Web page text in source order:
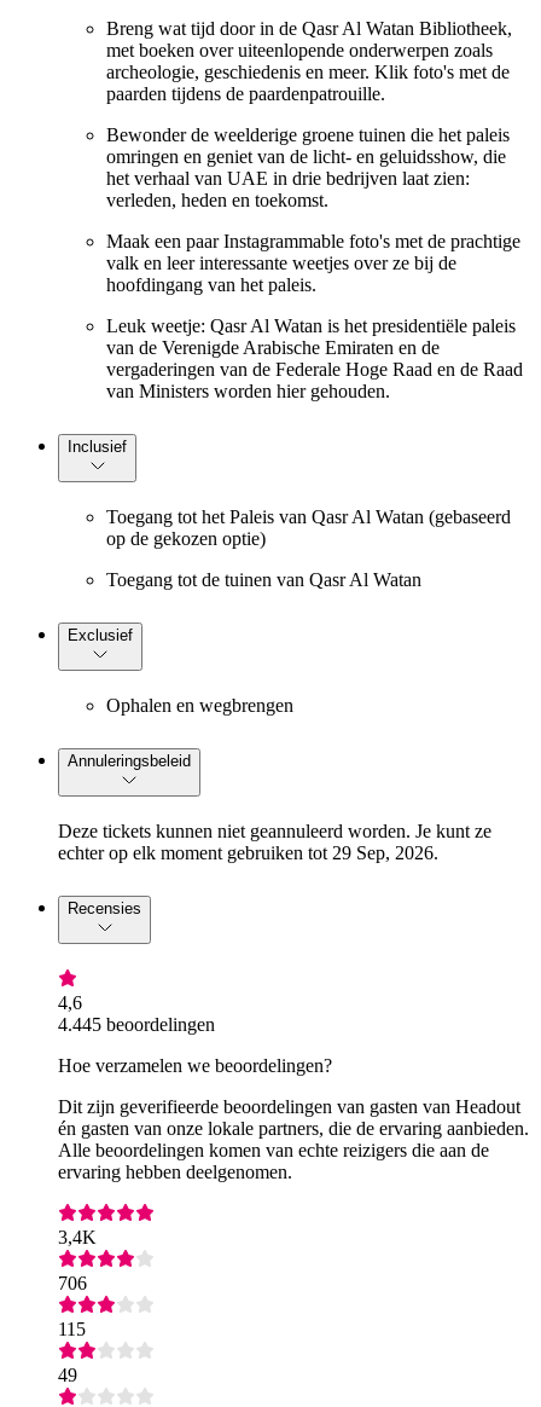
Breng wat tijd door in de Qasr Al Watan Bibliotheek,
met boeken over uiteenlopende onderwerpen zoals
archeologie, geschiedenis en meer. Klik foto's met de
paarden tijdens de paardenpatrouille.
Bewonder de weelderige groene tuinen die het paleis
omringen en geniet van de licht- en geluidsshow, die
het verhaal van UAE in drie bedrijven laat zien:
verleden, heden en toekomst.
Maak een paar Instagrammable foto's met de prachtige
valk en leer interessante weetjes over ze bij de
hoofdingang van het paleis.
Leuk weetje: Qasr Al Watan is het presidentiële paleis
van de Verenigde Arabische Emiraten en de
vergaderingen van de Federale Hoge Raad en de Raad
van Ministers worden hier gehouden.
Inclusief
Toegang tot het Paleis van Qasr Al Watan (gebaseerd
op de gekozen optie)
Toegang tot de tuinen van Qasr Al Watan
Exclusief
Ophalen en wegbrengen
Annuleringsbeleid
Deze tickets kunnen niet geannuleerd worden. Je kunt ze
echter op elk moment gebruiken tot 29 Sep, 2026.
Recensies
4,6
4.445 beoordelingen
Hoe verzamelen we beoordelingen?
Dit zijn geverifieerde beoordelingen van gasten van Headout
én gasten van onze lokale partners, die de ervaring aanbieden.
Alle beoordelingen komen van echte reizigers die aan de
ervaring hebben deelgenomen.
3,4K
706
115
49